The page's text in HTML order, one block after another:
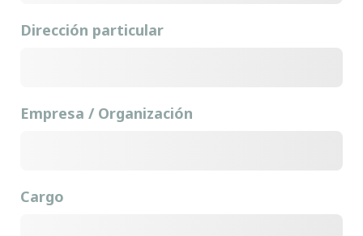
Dirección particular
Empresa / Organización
Cargo